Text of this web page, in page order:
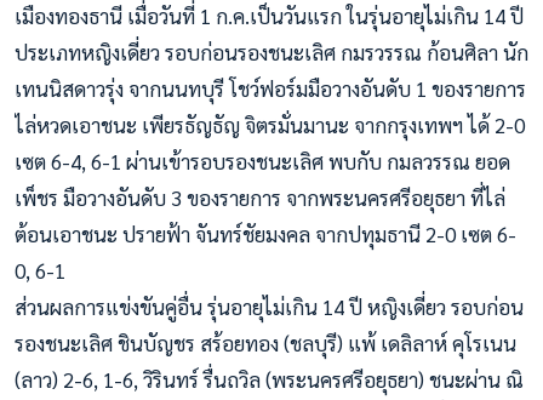
เมืองทองธานี เมื่อวันที่ 1 ก.ค.เป็นวันแรก ในรุ่นอายุไม่เกิน 14 ปี
ประเภทหญิงเดี่ยว รอบก่อนรองชนะเลิศ กมรวรรณ ก้อนศิลา นัก
เทนนิสดาวรุ่ง จากนนทบุรี โชว์ฟอร์มมือวางอันดับ 1 ของรายการ
ไล่หวดเอาชนะ เพียรธัญธัญ จิตรมั่นมานะ จากกรุงเทพฯ ได้ 2-0
เซต 6-4, 6-1 ผ่านเข้ารอบรองชนะเลิศ พบกับ กมลวรรณ ยอด
เพ็ชร มือวางอันดับ 3 ของรายการ จากพระนครศรีอยุธยา ที่ไล่
ต้อนเอาชนะ ปรายฟ้า จันทร์ชัยมงคล จากปทุมธานี 2-0 เซต 6-
0, 6-1
ส่วนผลการแข่งขันคู่อื่น รุ่นอายุไม่เกิน 14 ปี หญิงเดี่ยว รอบก่อน
รองชนะเลิศ ชินบัญชร สร้อยทอง (ชลบุรี) แพ้ เดลิลาห์ คุโรเนน
(ลาว) 2-6, 1-6, วิรินทร์ รื่นถวิล (พระนครศรีอยุธยา) ชนะผ่าน ณิ